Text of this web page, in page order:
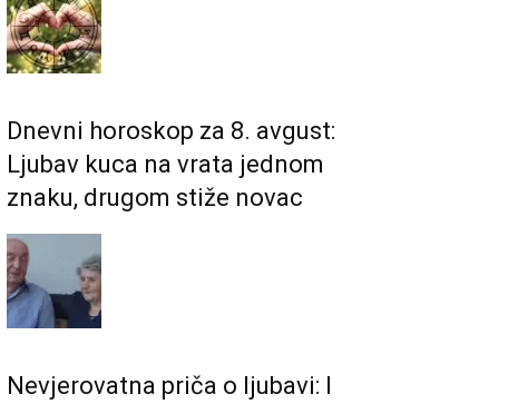
Dnevni horoskop za 8. avgust:
Ljubav kuca na vrata jednom
znaku, drugom stiže novac
Nevjerovatna priča o ljubavi: I